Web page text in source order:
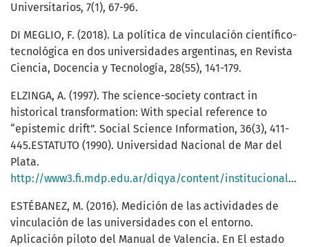
Universitarios, 7(1), 67-96.
DI MEGLIO, F. (2018). La política de vinculación científico-
tecnológica en dos universidades argentinas, en Revista
Ciencia, Docencia y Tecnología, 28(55), 141-179.
ELZINGA, A. (1997). The science-society contract in
historical transformation: With special reference to
“epistemic drift”. Social Science Information, 36(3), 411-
445.ESTATUTO (1990). Universidad Nacional de Mar del
Plata.
http://www3.fi.mdp.edu.ar/diqya/content/institucional/Estatuto_UNMdP.pdf
ESTÉBANEZ, M. (2016). Medición de las actividades de
vinculación de las universidades con el entorno.
Aplicación piloto del Manual de Valencia. En El estado